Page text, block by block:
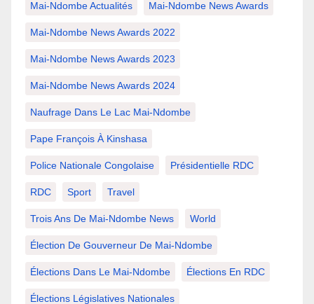
Mai-Ndombe Actualités Mai-Ndombe News Awards
Mai-Ndombe News Awards 2022
Mai-Ndombe News Awards 2023
Mai-Ndombe News Awards 2024
Naufrage Dans Le Lac Mai-Ndombe
Pape François À Kinshasa
Police Nationale Congolaise Présidentielle RDC
RDC Sport Travel
Trois Ans De Mai-Ndombe News World
Élection De Gouverneur De Mai-Ndombe
Élections Dans Le Mai-Ndombe Élections En RDC
Élections Législatives Nationales